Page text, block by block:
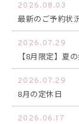
2026.08.03
最新のご予約状
2026.07.29
【8月限定】夏
2026.07.29
8月の定休日
2026.06.17